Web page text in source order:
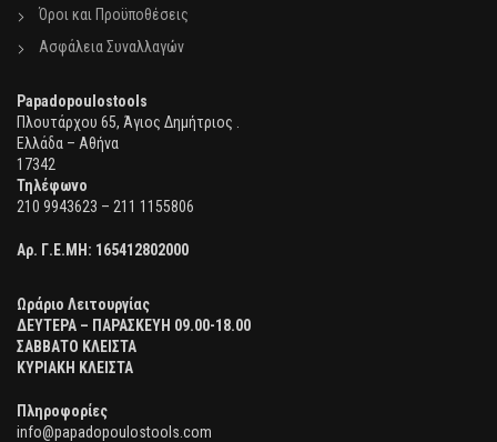
Όροι και Προϋποθέσεις
Ασφάλεια Συναλλαγών
Papadopoulostools
Πλουτάρχου 65, Άγιος Δημήτριος .
Ελλάδα – Αθήνα
17342
Τηλέφωνο
210 9943623 – 211 1155806
Αρ. Γ.Ε.ΜΗ: 165412802000
Ωράριο Λειτουργίας
ΔΕΥΤΕΡΑ – ΠΑΡΑΣΚΕΥΗ 09.00-18.00
ΣΑΒΒΑΤΟ ΚΛΕΙΣΤΑ
ΚΥΡΙΑΚΗ ΚΛΕΙΣΤΑ
Πληροφορίες
info@papadopoulostools.com